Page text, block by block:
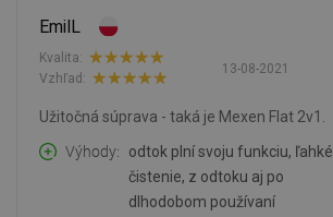
EmilL
13-08-2021
Kvalita:
Vzhľad:
Užitočná súprava - taká je Mexen Flat 2v1.
Výhody
odtok plní svoju funkciu, ľahké
čistenie, z odtoku aj po
dlhodobom používaní